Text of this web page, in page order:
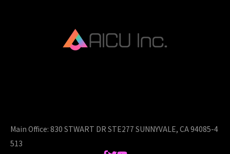
Main Office: 830 STWART DR STE277 SUNNYVALE, CA 94085-4
513